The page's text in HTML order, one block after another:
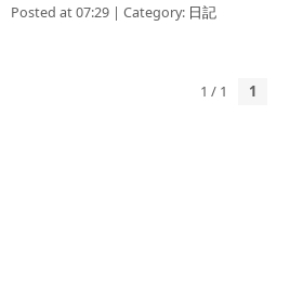
Posted at 07:29 | Category: 日記
1 / 1 1